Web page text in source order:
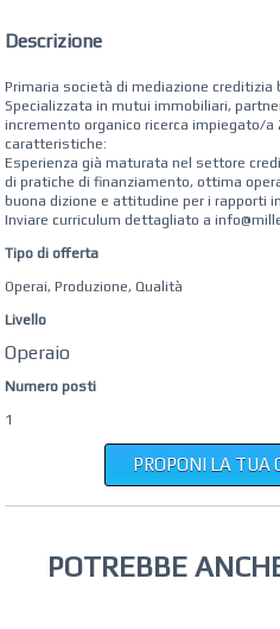
Descrizione
Primaria società di mediazione creditizia
Specializzata in mutui immobiliari,
incremento organico ricerca impiegato/a
caratteristiche:
Esperienza già maturata nel settore
di pratiche di finanziamento, ottima
buona dizione e attitudine per i rapporti
Inviare curriculum dettagliato a
Tipo di offerta
Operai, Produzione, Qualità
Livello
Operaio
Numero posti
1
PROPONI LA TUA
POTREBBE